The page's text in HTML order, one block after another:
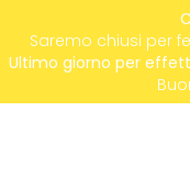
Saremo chiusi per
Ultimo giorno per